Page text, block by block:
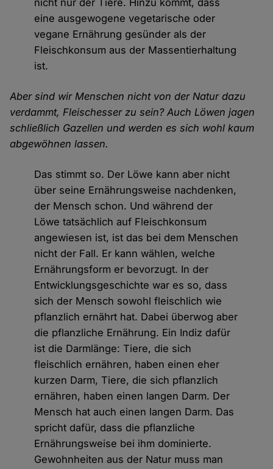
nicht nur der Tiere. Hinzu kommt, dass
eine ausgewogene vegetarische oder
vegane Ernährung gesünder als der
Fleischkonsum aus der Massentierhaltung
ist.
Aber sind wir Menschen nicht von der Natur dazu
verdammt, Fleischesser zu sein? Auch Löwen jagen
schließlich Gazellen und werden es sich wohl kaum
abgewöhnen lassen.
Das stimmt so. Der Löwe kann aber nicht
über seine Ernährungsweise nachdenken,
der Mensch schon. Und während der
Löwe tatsächlich auf Fleischkonsum
angewiesen ist, ist das bei dem Menschen
nicht der Fall. Er kann wählen, welche
Ernährungsform er bevorzugt. In der
Entwicklungsgeschichte war es so, dass
sich der Mensch sowohl fleischlich wie
pflanzlich ernährt hat. Dabei überwog aber
die pflanzliche Ernährung. Ein Indiz dafür
ist die Darmlänge: Tiere, die sich
fleischlich ernähren, haben einen eher
kurzen Darm, Tiere, die sich pflanzlich
ernähren, haben einen langen Darm. Der
Mensch hat auch einen langen Darm. Das
spricht dafür, dass die pflanzliche
Ernährungsweise bei ihm dominierte.
Gewohnheiten aus der Natur muss man